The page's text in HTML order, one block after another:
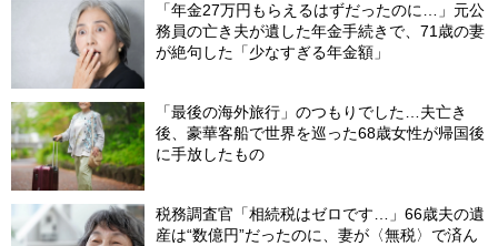
「年金27万円もらえるはずだったのに…」元公
務員の亡き夫が遺した年金手続きで、71歳の妻
が絶句した「少なすぎる年金額」
「最後の海外旅行」のつもりでした…夫亡き
後、豪華客船で世界を巡った68歳女性が帰国後
に手放したもの
税務調査官「相続税はゼロです…」66歳夫の遺
産は“数億円”だったのに、妻が〈無税〉で済ん